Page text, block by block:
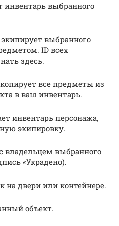
выбранного
выбранного
ID всех
здесь.
все предметы из
в ваш инвентарь.
инвентарь персонажа,
экипировку.
владельцем выбранного
«Украдено).
на двери или контейнере.
объект.